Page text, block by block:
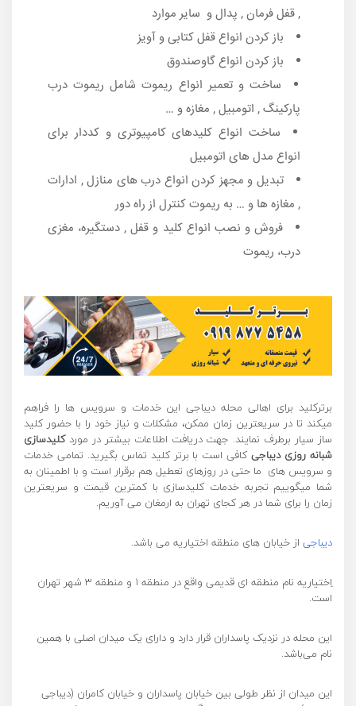
, قفل فرمان , پدال و سایر موارد
باز کردن انواع قفل کتابی و آویز
باز کردن انواع گاوصندوق
ساخت و تعمیر انواع ریموت شامل ریموت درب
پارکینگ , اتومبیل , مغازه و …
ساخت انواع کلیدهای کامپیوتری و کددار برای
انواع مدل های اتومبیل
تبدیل و مجهز کردن انواع درب های منازل , ادارات
, مغازه ها و … به ریموت کنترل از راه دور
فروش و نصب انواع کلید و قفل , دستگیره، مغزی
درب، ریموت
برترکلید برای اهالی محله دیباجی این خدمات و سرویس ها را فراهم
میکند تا در سریعترین زمان ممکن، مشکلات و نیاز خود را با حضور کلید
ساز سیار برطرف نمایند. جهت دریافت اطلاعات بیشتر در مورد کلیدسازی
شبانه روزی دیباجیکافی است با برتر کلید تماس بگیرید. تمامی خدمات
و سرویس های ما حتی در روزهای تعطیل هم برقرار است و با اطمینان به
شما میگوییم تجربه خدمات کلیدسازی با کمترین قیمت و سریعترین
زمان را برای شما در هر کجای تهران به ارمغان می آوریم.
دیباجی از خیابان های منطقه اختیاریه می باشد.
اِختیاریه نام منطقه‌ ای قدیمی واقع در منطقه ۱ و منطقه ۳ شهر تهران
است.
این محله در نزدیک پاسداران قرار دارد و دارای یک میدان اصلی با همین
نام می‌باشد.
این میدان از نظر طولی بین خیابان پاسداران و خیابان کامران (دیباجی